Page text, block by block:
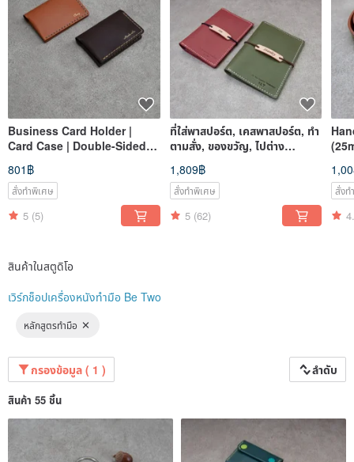
คุณพ่อ คุณแม่ และตัวเธอเองอีกด้วย
ที่ Be Two เราเชื่อว่ากระเป๋าทำมือทุกใบคือเรื่องราวที่ไม่เหมือนใคร ไม่ว่าจะเป็นกระเป๋าทรงคุณ
หมอ เข็มขัด กระเป๋าสะพายข้าง กระเป๋าใส่นามบัตร ซองใส่หนังสือเดินทาง กระเป๋าสตางค์ หรือ
ป้ายห้อยกระเป๋าเดินทาง ผลิตภัณฑ์ทุกชิ้นล้วนเต็มไปด้วยความทุ่มเทและความคิดสร้างสรรค์
ของนักออกแบบ เราหวังว่าเครื่องหนังอันประณีตเหล่านี้จะช่วยให้ลูกค้าแต่ละคนได้พบสิ่งของที่
เชื่อมโยงกับชีวิตของตนเองอย่างใกล้ชิด หรือสร้างแรงบันดาลใจให้เกิดเรื่องราวใหม่ ๆ
เครื่องหนังทำมือของเราไม่ได้เป็นเพียงเครื่องประดับแฟชั่น แต่ยังเป็นเพื่อนร่วมทางในชีวิต ทุก
ฝีเข็มสะท้อนถึงความมุ่งมั่นด้านคุณภาพและความใส่ใจในรายละเอียด ในกระบวนการผลิต เราให้
ความสำคัญกับการเลือกใช้วัสดุคุณภาพดี เพื่อให้มั่นใจว่าผลิตภัณฑ์ทุกชิ้นจะอยู่เคียงข้างคุณใน
ทุกช่วงเวลาสำคัญ ไม่ว่าจะเป็นชีวิตประจำวันหรือโอกาสพิเศษ
เวิร์กช็อปเครื่องหนังทำมือ Be Two หวังว่าจะได้เป็นส่วนหนึ่งในชีวิตของคุณ และร่วมถักทอ
เรื่องราวที่เป็นของคุณเองไปด้วยกัน มาร่วมใช้พลังของงานทำมือสร้างความทรงจำอันงดงามให้
มากยิ่งขึ้นไปด้วยกัน
Business Card Holder |
Card Case | Double-Sided
Business Card Holder
801฿
สั่งทำพิเศษ
5 (5)
ที่ใส่พาสปอร์ต, เคสพาสปอร์ต, ทำ
ตามสั่ง, ของขวัญ, ไปต่าง
ประเทศ, พาสปอร์ต
1,809฿
สั่งทำพิเศษ
5 (62)
สั่งท
สินค้าในสตูดิโอ
เวิร์กช็อปเครื่องหนังทำมือ Be Two
หลักสูตรทำมือ
กรองข้อมูล ( 1 ) ลำดับ
สินค้า 55 ชิ้น